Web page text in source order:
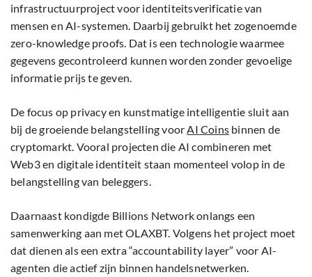
infrastructuurproject voor identiteitsverificatie van
mensen en AI-systemen. Daarbij gebruikt het zogenoemde
zero-knowledge proofs. Dat is een technologie waarmee
gegevens gecontroleerd kunnen worden zonder gevoelige
informatie prijs te geven.
De focus op privacy en kunstmatige intelligentie sluit aan
bij de groeiende belangstelling voorAI Coins binnen de
cryptomarkt. Vooral projecten die AI combineren met
Web3 en digitale identiteit staan momenteel volop in de
belangstelling van beleggers.
Daarnaast kondigde Billions Network onlangs een
samenwerking aan met OLAXBT. Volgens het project moet
dat dienen als een extra “accountability layer” voor AI-
agenten die actief zijn binnen handelsnetwerken.